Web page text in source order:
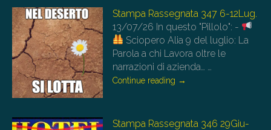
Stampa Rassegnata 347 6-12Lug.
13/07/26 In questo "Pillolo": -
Sciopero Alia 9 del luglio: La
Parola a chi Lavora oltre le
narrazioni di azienda…
Continue reading →
Stampa Rassegnata 346 29Giu-